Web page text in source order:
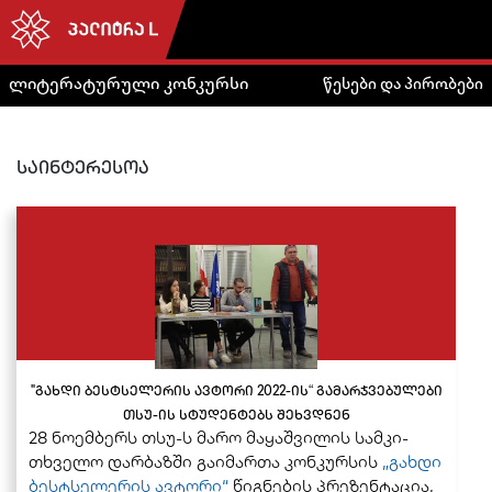
ლიტერატურული კონკურსი წესები და პირობები
საინტერესოა
"გახდი ბესტსელერის ავტორი 2022-ის“ გამარჯვებულები
თსუ-ის სტუდენტებს შეხვდნენ
28 ნო­ემ­ბერს თსუ-ს მარო მა­ყაშ­ვი­ლის სამ­კი­
თხვე­ლო დარ­ბაზ­ში გა­ი­მარ­თა კონ­კურ­სის „გახ­დი
ბესტსე­ლე­რის ავ­ტო­რი“ წიგ­ნე­ბის პრე­ზენ­ტა­ცია,